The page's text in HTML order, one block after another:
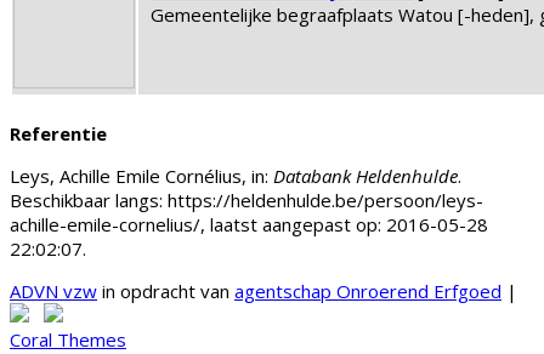
Gemeentelijke begraafplaats Watou [-heden],
Referentie
Leys, Achille Emile Cornélius, in: Databank Heldenhulde.
Beschikbaar langs: https://heldenhulde.be/persoon/leys-
achille-emile-cornelius/, laatst aangepast op: 2016-05-28
22:02:07.
ADVN vzw in opdracht van agentschap Onroerend Erfgoed |
Coral Themes